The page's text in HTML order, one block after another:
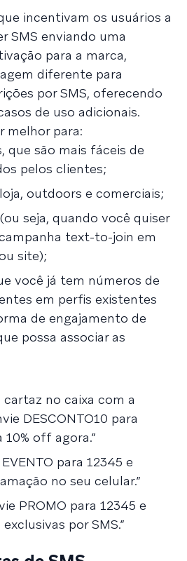
incentivam os usuários a
SMS enviando uma
para a marca,
diferente para
por SMS, oferecendo
de uso adicionais.
melhor para:
que são mais fáceis de
pelos clientes;
outdoors e comerciais;
seja, quando você quiser
text-to-join em
site);
você já tem números de
em perfis existentes
de engajamento de
possa associar as
no caixa com a
DESCONTO10 para
10% off agora.”
para 12345 e
no seu celular.”
PROMO para 12345 e
por SMS.”